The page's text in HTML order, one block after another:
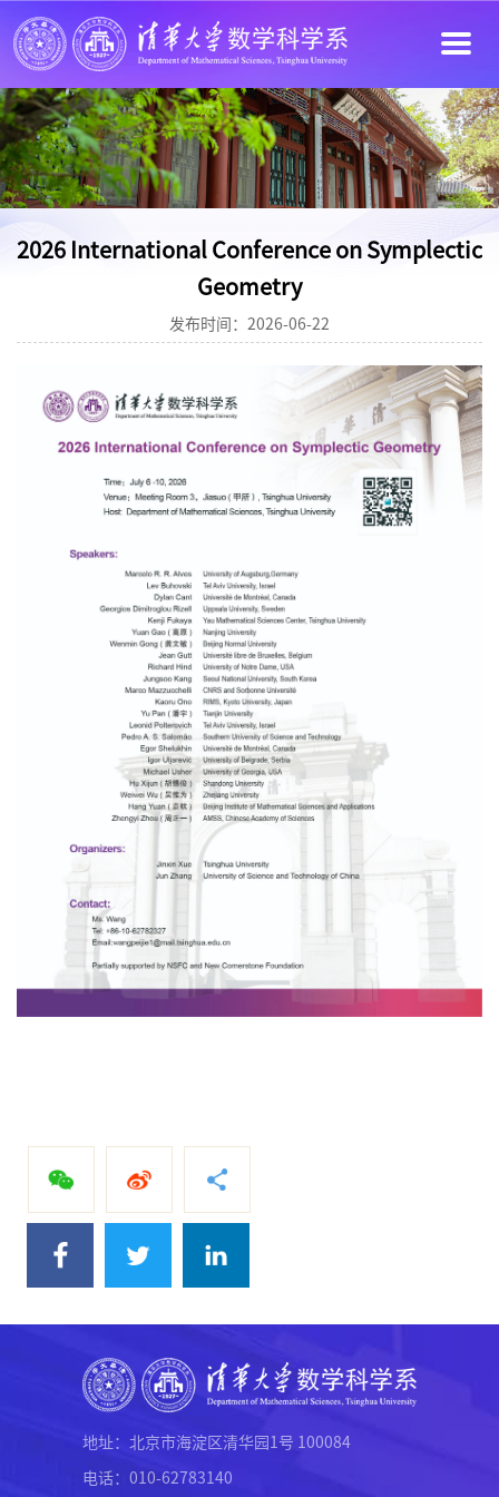
2026 International Conference on Symplectic
Geometry
发布时间：2026-06-22
地址：北京市海淀区清华园1号 100084
电话：010-62783140